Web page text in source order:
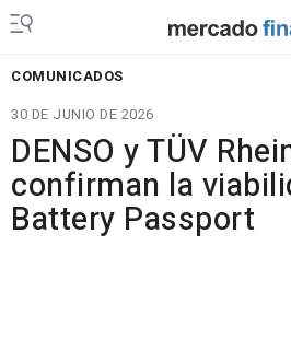
COMUNICADOS
30 DE JUNIO DE 2026
DENSO y TÜV
confirman la
Battery Passport